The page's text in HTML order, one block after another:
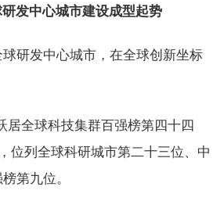
发中心城市建设成型起势
发中心城市，在全球创新坐标
全球科技集群百强榜第四十四
位列全球科研城市第二十三位、中
第九位。